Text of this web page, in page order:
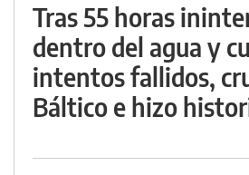
Tras 55 horas
dentro del agua y
intentos fallidos,
Báltico e hizo